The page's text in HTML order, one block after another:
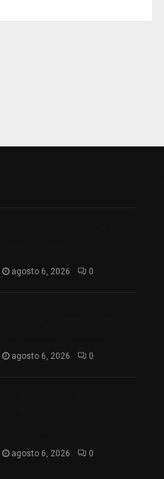
agosto 6, 2026 0
agosto 6, 2026 0
agosto 6, 2026 0